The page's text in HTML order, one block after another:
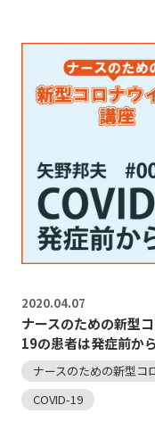
2020.04.07
ナースのための新型
19の患者は発症前か
ナースのための新型コ
COVID-19